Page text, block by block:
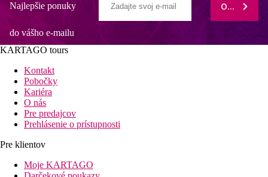
Najlepšie ponuky
do vášho e-mailu
ODOBERAŤ
KARTAGO tours
Kontakt
Pobočky
Kariéra
O nás
Pre predajcov
Prehlásenie o prístupnosti
Pre klientov
Moje KARTAGO